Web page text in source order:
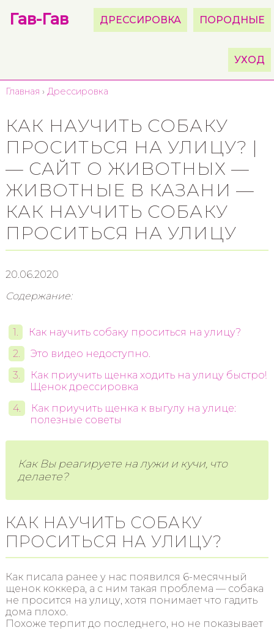
Гав-Гав ДРЕССИРОВКА ПОРОДНЫЕ
УХОД
Главная › Дрессировка
КАК НАУЧИТЬ СОБАКУ
ПРОСИТЬСЯ НА УЛИЦУ? |
— САЙТ О ЖИВОТНЫХ —
ЖИВОТНЫЕ В КАЗАНИ —
КАК НАУЧИТЬ СОБАКУ
ПРОСИТЬСЯ НА УЛИЦУ
20.06.2020
Содержание:
Как научить собаку проситься на улицу?
Это видео недоступно.
Как приучить щенка ходить на улицу быстро!
Щенок дрессировка
Как приучить щенка к выгулу на улице:
полезные советы
Как Вы реагируете на лужи и кучи, что
делаете?
КАК НАУЧИТЬ СОБАКУ
ПРОСИТЬСЯ НА УЛИЦУ?
Как писала ранее у нас появился 6-месячный
щенок коккера, а с ним такая проблема — собака
не просится на улицу, хотя понимает что гадить
дома плохо.
Похоже терпит до последнего, но не показывает